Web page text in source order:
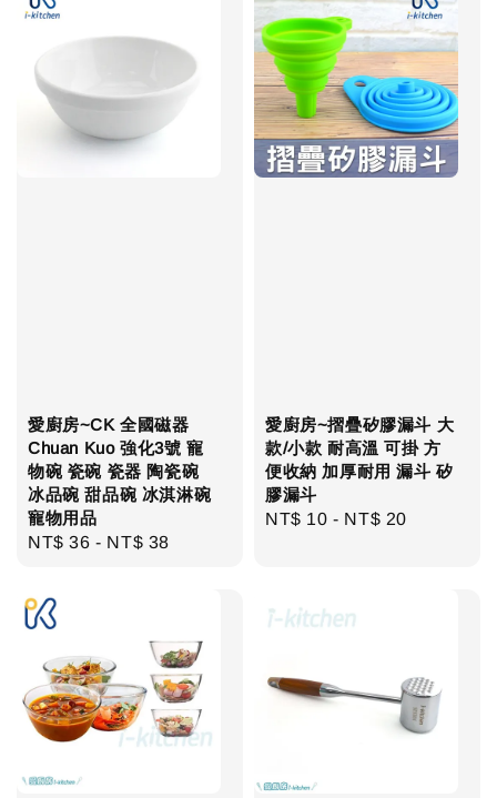
愛廚房~CK 全國磁器
Chuan Kuo 強化3號 寵
物碗 瓷碗 瓷器 陶瓷碗
冰品碗 甜品碗 冰淇淋碗
寵物用品
Regular
NT$ 36 - NT$ 38
愛廚房~摺疊矽膠漏斗 大
款/小款 耐高溫 可掛 方
便收納 加厚耐用 漏斗 矽
膠漏斗
Regular
NT$ 10 - NT$ 20